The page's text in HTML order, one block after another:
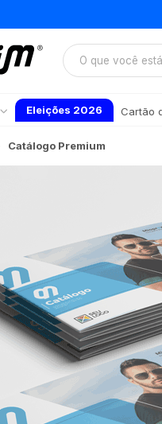
Eleições 2026 Cartão
Catálogo Premium